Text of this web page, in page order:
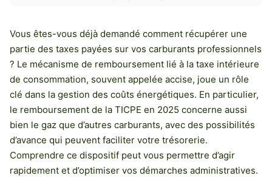
Vous êtes-vous déjà demandé comment récupérer une
partie des taxes payées sur vos carburants professionnels
? Le mécanisme de remboursement lié à la taxe intérieure
de consommation, souvent appelée accise, joue un rôle
clé dans la gestion des coûts énergétiques. En particulier,
le remboursement de la TICPE en 2025 concerne aussi
bien le gaz que d’autres carburants, avec des possibilités
d’avance qui peuvent faciliter votre trésorerie.
Comprendre ce dispositif peut vous permettre d’agir
rapidement et d’optimiser vos démarches administratives.